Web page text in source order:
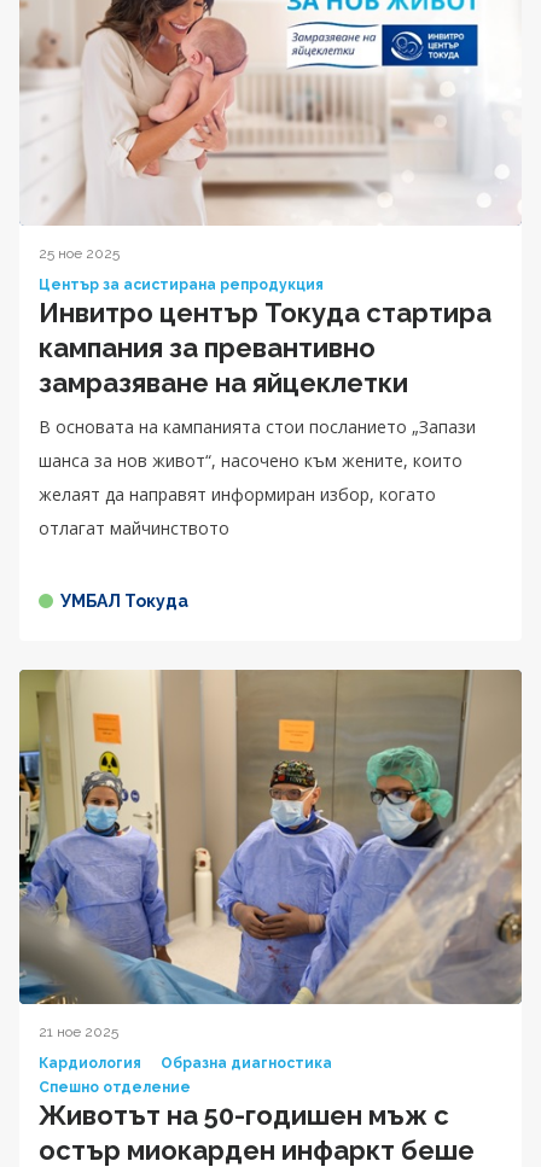
25 ное 2025
Център за асистирана репродукция
Инвитро център Токуда стартира
кампания за превантивно
замразяване на яйцеклетки
В основата на кампанията стои посланието „Запази
шанса за нов живот“, насочено към жените, които
желаят да направят информиран избор, когато
отлагат майчинството
УМБАЛ Токуда
21 ное 2025
Кардиология
Образна диагностика
Спешно отделение
Животът на 50-годишен мъж с
остър миокарден инфаркт беше